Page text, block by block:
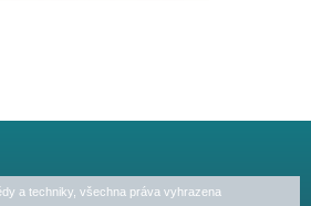
a techniky, všechna práva vyhrazena